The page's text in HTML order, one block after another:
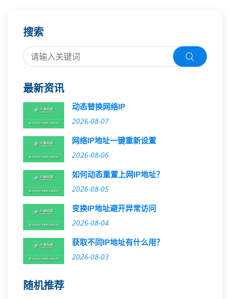
搜索
最新资讯
动态替换网络IP
2026-08-07
网络IP地址一键重新设置
2026-08-06
如何动态重置上网IP地址？
2026-08-05
变换IP地址避开异常访问
2026-08-04
获取不同IP地址有什么用？
2026-08-03
随机推荐